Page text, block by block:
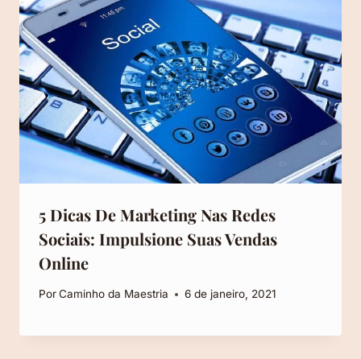
5 Dicas De Marketing Nas Redes
Sociais: Impulsione Suas Vendas
Online
PorCaminho da Maestria 6 de janeiro, 2021